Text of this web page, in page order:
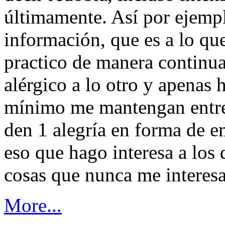
últimamente. Así por
información, que es a lo
practico de manera
alérgico a lo otro y apenas
mínimo me mantengan
den 1 alegría en forma de
eso que hago interesa a los
cosas que nunca me
More...